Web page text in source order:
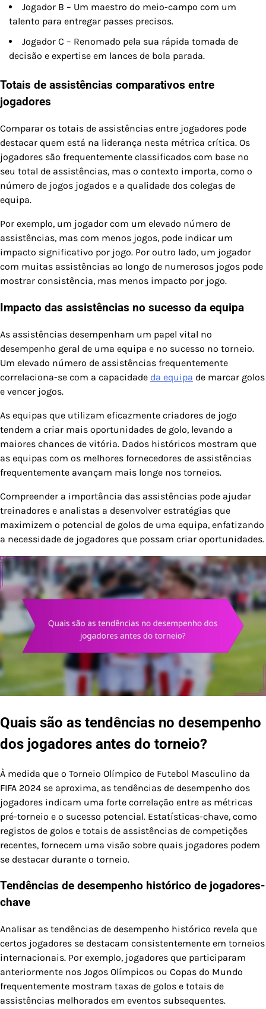
Jogador B – Um maestro do meio-campo com um
talento para entregar passes precisos.
Jogador C – Renomado pela sua rápida tomada de
decisão e expertise em lances de bola parada.
Totais de assistências comparativos entre
jogadores
Comparar os totais de assistências entre jogadores pode
destacar quem está na liderança nesta métrica crítica. Os
jogadores são frequentemente classificados com base no
seu total de assistências, mas o contexto importa, como o
número de jogos jogados e a qualidade dos colegas de
equipa.
Por exemplo, um jogador com um elevado número de
assistências, mas com menos jogos, pode indicar um
impacto significativo por jogo. Por outro lado, um jogador
com muitas assistências ao longo de numerosos jogos pode
mostrar consistência, mas menos impacto por jogo.
Impacto das assistências no sucesso da equipa
As assistências desempenham um papel vital no
desempenho geral de uma equipa e no sucesso no torneio.
Um elevado número de assistências frequentemente
correlaciona-se com a capacidade da equipa de marcar golos
e vencer jogos.
As equipas que utilizam eficazmente criadores de jogo
tendem a criar mais oportunidades de golo, levando a
maiores chances de vitória. Dados históricos mostram que
as equipas com os melhores fornecedores de assistências
frequentemente avançam mais longe nos torneios.
Compreender a importância das assistências pode ajudar
treinadores e analistas a desenvolver estratégias que
maximizem o potencial de golos de uma equipa, enfatizando
a necessidade de jogadores que possam criar oportunidades.
Quais são as tendências no desempenho
dos jogadores antes do torneio?
À medida que o Torneio Olímpico de Futebol Masculino da
FIFA 2024 se aproxima, as tendências de desempenho dos
jogadores indicam uma forte correlação entre as métricas
pré-torneio e o sucesso potencial. Estatísticas-chave, como
registos de golos e totais de assistências de competições
recentes, fornecem uma visão sobre quais jogadores podem
se destacar durante o torneio.
Tendências de desempenho histórico de jogadores-
chave
Analisar as tendências de desempenho histórico revela que
certos jogadores se destacam consistentemente em torneios
internacionais. Por exemplo, jogadores que participaram
anteriormente nos Jogos Olímpicos ou Copas do Mundo
frequentemente mostram taxas de golos e totais de
assistências melhorados em eventos subsequentes.